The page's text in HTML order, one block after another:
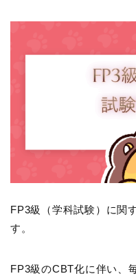
FP3級（学科試験）に関
す。
FP3級のCBT化に伴い、